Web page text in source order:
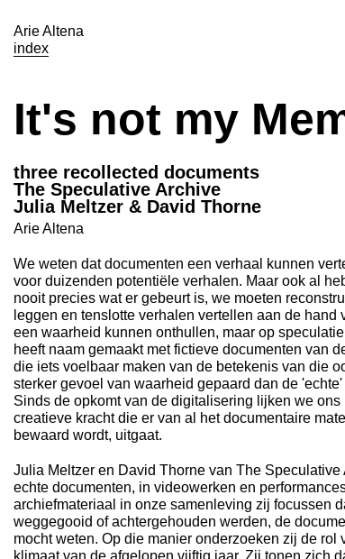
Arie Altena
index
It's not my
three recollected documents
The Speculative Archive
Julia Meltzer & David Thorne
Arie Altena
We weten dat documenten een verhaal kunnen
voor duizenden potentiële verhalen. Maar ook al
nooit precies wat er gebeurt is, we moeten
leggen en tenslotte verhalen vertellen aan de
een waarheid kunnen onthullen, maar op
heeft naam gemaakt met fictieve documenten van
die iets voelbaar maken van de betekenis van die
sterker gevoel van waarheid gepaard dan de
Sinds de opkomt van de digitalisering lijken we
creatieve kracht die er van al het documentaire
bewaard wordt, uitgaat.
Julia Meltzer en David Thorne van The
echte documenten, in videowerken en
archiefmateriaal in onze samenleving zij focussen
weggegooid of achtergehouden werden, de
mocht weten. Op die manier onderzoeken zij de
klimaat van de afgelopen vijftig jaar. Zij tonen zich